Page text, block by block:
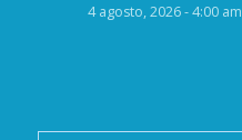
4 agosto, 2026 - 4:00 am